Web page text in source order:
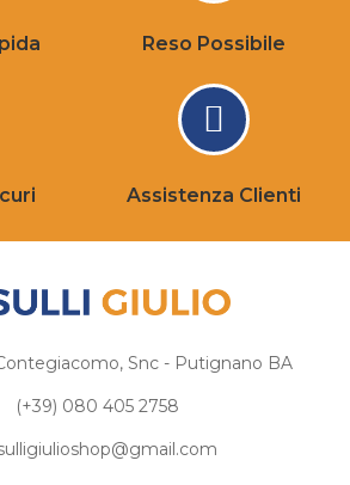
Reso Possibile
Assistenza Clienti
Snc - Putignano BA
(+39) 080 405 2758